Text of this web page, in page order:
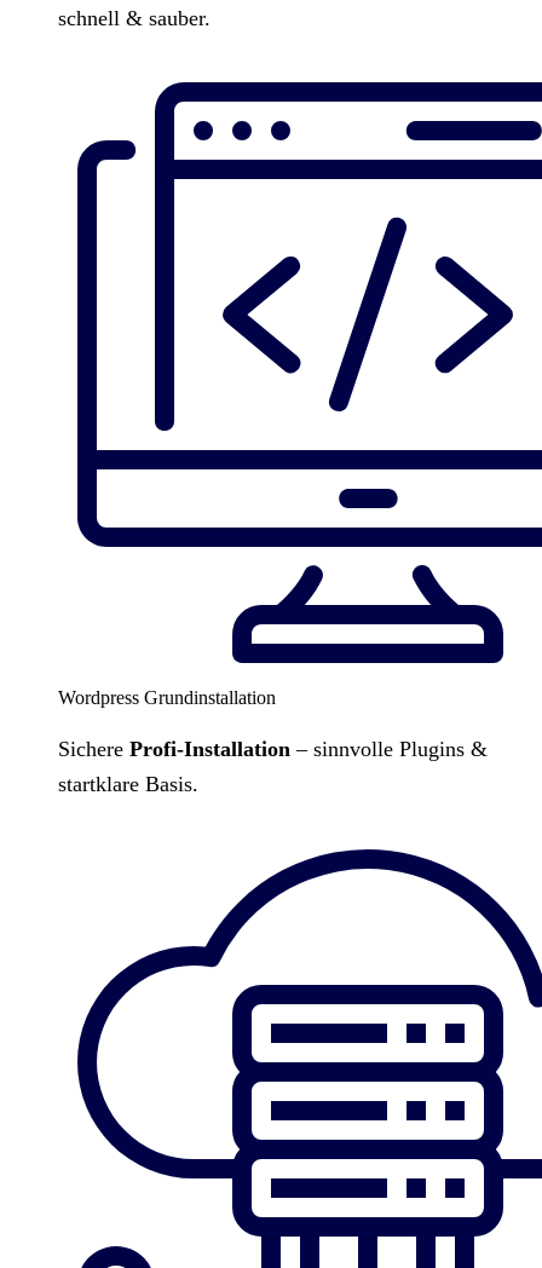
schnell & sauber.
Wordpress Grundinstallation
Sichere Profi-Installation – sinnvolle Plugins &
startklare Basis.